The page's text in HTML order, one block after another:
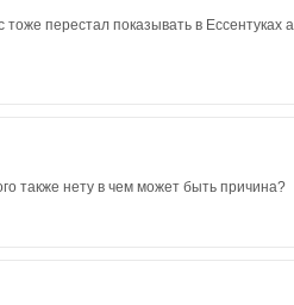
перестал показывать в Ессентуках
также нету в чем может быть причина?